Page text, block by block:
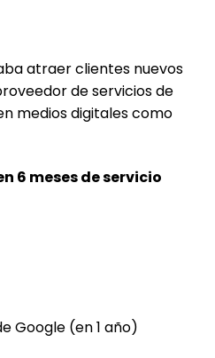
atraer clientes nuevos
de servicios de
medios digitales como
6 meses de servicio
Google (en 1 año)